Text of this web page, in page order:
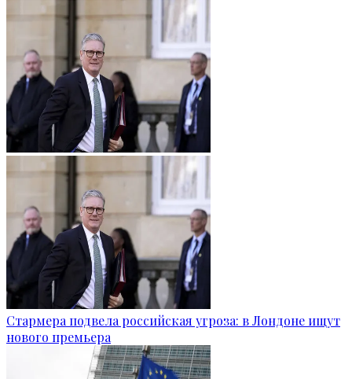
Стармера подвела российская угроза: в Лондоне ищут
нового премьера